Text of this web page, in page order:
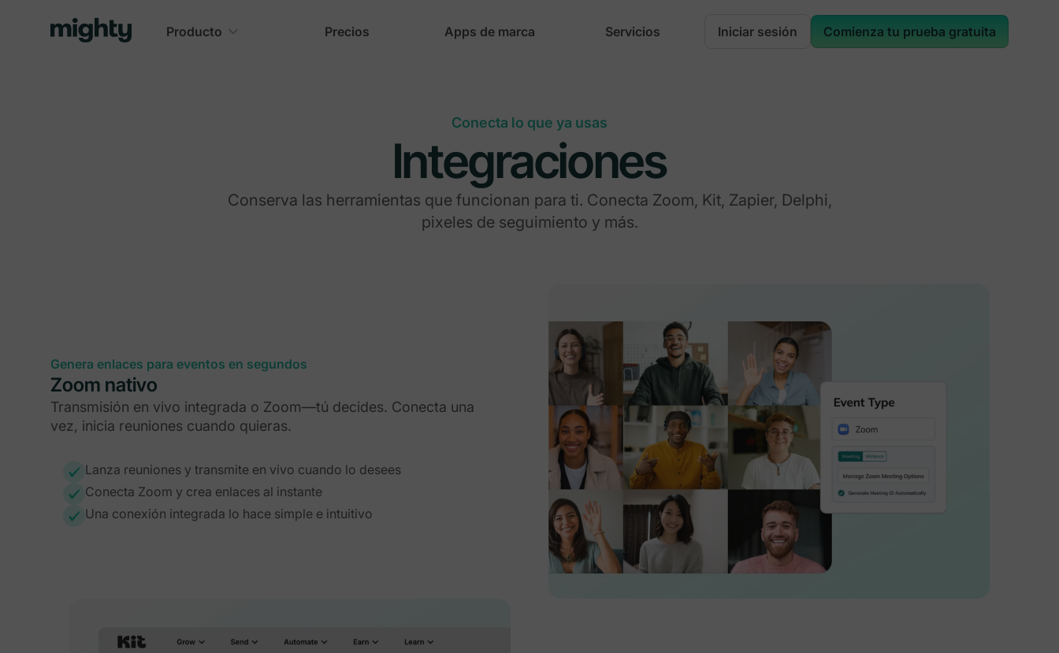
Producto Precios Apps de marca Servicios Iniciar sesión Comienza tu prueba gratuita
Conecta lo que ya usas
Integraciones
Conserva las herramientas que funcionan para ti. Conecta Zoom, Kit, Zapier, Delphi,
pixeles de seguimiento y más.
Genera enlaces para eventos en segundos
Zoom nativo
Transmisión en vivo integrada o Zoom—tú decides. Conecta una
vez, inicia reuniones cuando quieras.
Lanza reuniones y transmite en vivo cuando lo desees
Conecta Zoom y crea enlaces al instante
Una conexión integrada lo hace simple e intuitivo